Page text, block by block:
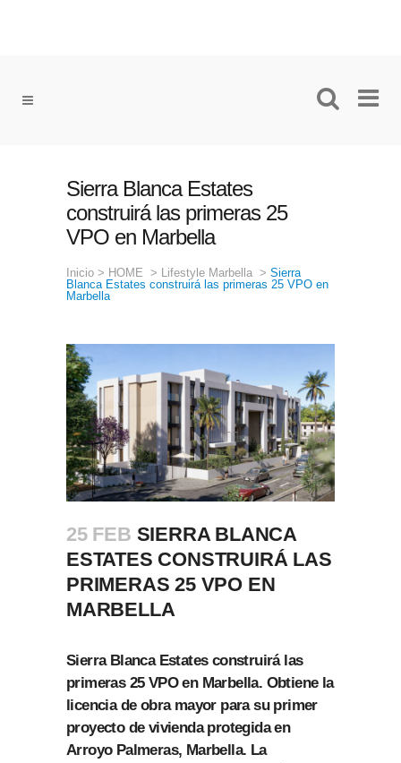
Sierra Blanca Estates
construirá las primeras 25
VPO en Marbella
Inicio > HOME > Lifestyle Marbella > Sierra
Blanca Estates construirá las primeras 25 VPO en
Marbella
25 FEB SIERRA BLANCA
ESTATES CONSTRUIRÁ LAS
PRIMERAS 25 VPO EN
MARBELLA
Sierra Blanca Estates construirá las
primeras 25 VPO en Marbella. Obtiene la
licencia de obra mayor para su primer
proyecto de vivienda protegida en
Arroyo Palmeras, Marbella. La